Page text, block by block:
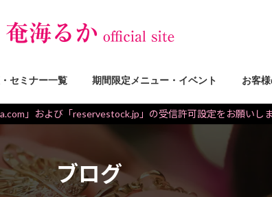
セミナー一覧 期間限定メニュー・イベント お客
」および「reservestock.jp」の受信許可設定をお願いしま
ブログ